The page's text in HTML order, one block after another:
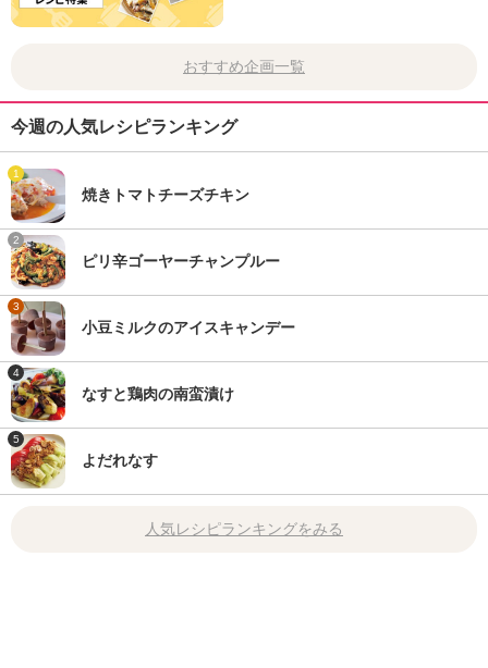
おすすめ企画一覧
今週の人気レシピランキング
1
焼きトマトチーズチキン
2
ピリ辛ゴーヤーチャンプルー
3
小豆ミルクのアイスキャンデー
4
なすと鶏肉の南蛮漬け
5
よだれなす
人気レシピランキングをみる